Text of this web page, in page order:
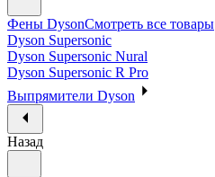
Фены DysonСмотреть все товары
Dyson Supersonic
Dyson Supersonic Nural
Dyson Supersonic R Pro
Выпрямители Dyson
Назад